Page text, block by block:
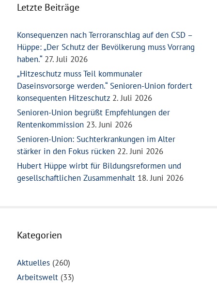
Letzte Beiträge
Konsequenzen nach Terroranschlag auf den CSD –
Hüppe: „Der Schutz der Bevölkerung muss Vorrang
haben.“ 27. Juli 2026
„Hitzeschutz muss Teil kommunaler
Daseinsvorsorge werden.“ Senioren-Union fordert
konsequenten Hitzeschutz 2. Juli 2026
Senioren-Union begrüßt Empfehlungen der
Rentenkommission 23. Juni 2026
Senioren-Union: Suchterkrankungen im Alter
stärker in den Fokus rücken 22. Juni 2026
Hubert Hüppe wirbt für Bildungsreformen und
gesellschaftlichen Zusammenhalt 18. Juni 2026
Kategorien
Aktuelles (260)
Arbeitswelt (33)